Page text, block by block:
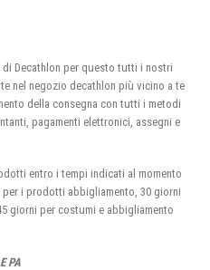
Decathlon per questo tutti i nostri
nel negozio decathlon più vicino a te
della consegna con tutti i metodi
pagamenti elettronici, assegni e
entro i tempi indicati al momento
i prodotti abbigliamento, 30 giorni
giorni per costumi e abbigliamento
PA